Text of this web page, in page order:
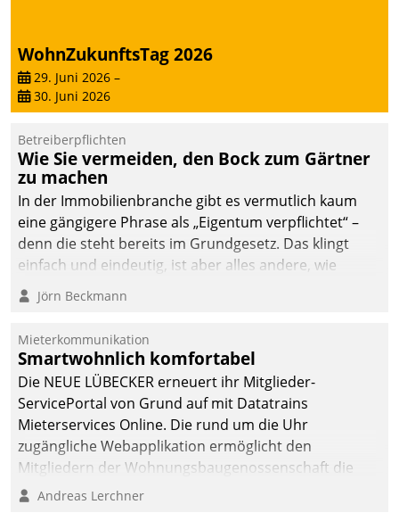
automatisiert ausgelöste,
zielgerichtete
Mieterbefragungen – eine
starke Grundlage für
intelligente,
datengestützte
Entscheidungen.
WohnZukunftsTag 2026
29. Juni 2026 –
30. Juni 2026
Betreiberpflichten
Wie Sie vermeiden, den Bock zum Gärtner
zu machen
In der Immobilienbranche gibt es vermutlich kaum
eine gängigere Phrase als „Eigentum verpflichtet“ –
denn die steht bereits im Grundgesetz. Das klingt
einfach und eindeutig, ist aber alles andere, wie
Branchenbeschäftigte wissen. Denn mit der
Verantwortung folgen Verpflichtungen.
Jörn Beckmann
Mieterkommunikation
Smartwohnlich komfortabel
Die NEUE LÜBECKER erneuert ihr Mitglieder-
ServicePortal von Grund auf mit Datatrains
Mieterservices Online. Die rund um die Uhr
zugängliche Webapplikation ermöglicht den
Mitgliedern der Wohnungs­bau­genossenschaft die
Kontaktaufnahme per Smartphone, Tablet oder PC.
Andreas Lerchner